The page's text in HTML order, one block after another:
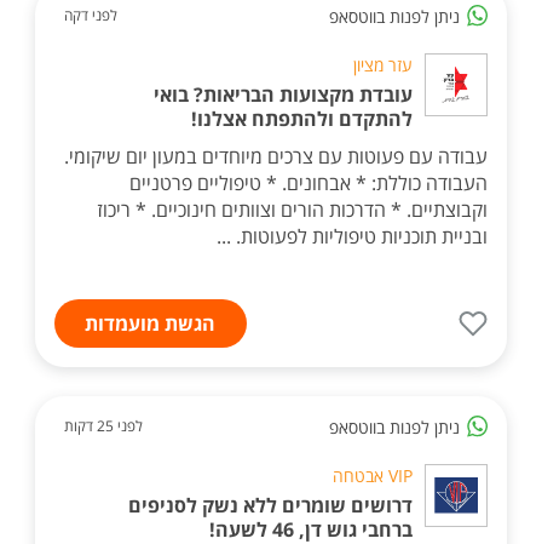
ניתן לפנות בווטסאפ לפני דקה
עזר מציון
עובדת מקצועות הבריאות? בואי
להתקדם ולהתפתח אצלנו!
עבודה עם פעוטות עם צרכים מיוחדים במעון יום שיקומי.
העבודה כוללת: * אבחונים. * טיפוליים פרטניים
וקבוצתיים. * הדרכות הורים וצוותים חינוכיים. * ריכוז
ובניית תוכניות טיפוליות לפעוטות. ...
הגשת מועמדות
ניתן לפנות בווטסאפ לפני 25 דקות
VIP אבטחה
דרושים שומרים ללא נשק לסניפים
ברחבי גוש דן, 46 לשעה!